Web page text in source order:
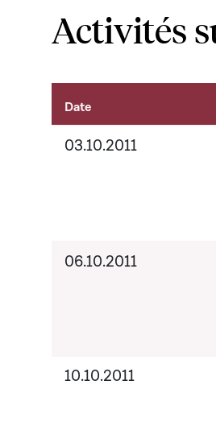
Activités
Activités sur le dossier
Date
03.10.2011
06.10.2011
10.10.2011